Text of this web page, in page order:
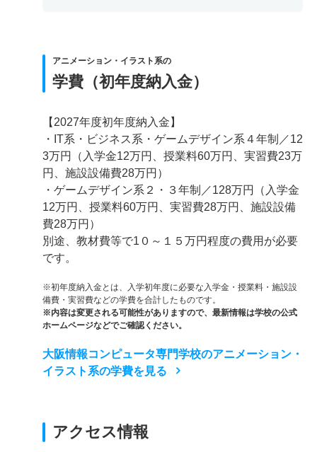
アニメーション・イラスト系の
学費（初年度納入金）
【2027年度初年度納入金】
・IT系・ビジネス系・ゲームデザイン系４年制／12
3万円（入学金12万円、授業料60万円、実習費23万
円、施設設備費28万円）
・ゲームデザイン系２・３年制／128万円（入学金
12万円、授業料60万円、実習費28万円、施設設備
費28万円）
別途、教材費等で1０～１５万円程度の費用が必要
です。
※初年度納入金とは、入学初年度に必要な入学金・授業料・施設設
備費・実習費などの学費を合計したものです。
※内容は変更される可能性がありますので、最新情報は学校の公式
ホームページなどでご確認ください。
大阪情報コンピュータ専門学校のアニメーション・
イラスト系の学費を見る
アクセス情報